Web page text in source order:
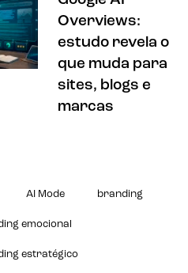
Overviews:
estudo revela o
que muda para
sites, blogs e
marcas
AI Mode branding
emocional
estratégico